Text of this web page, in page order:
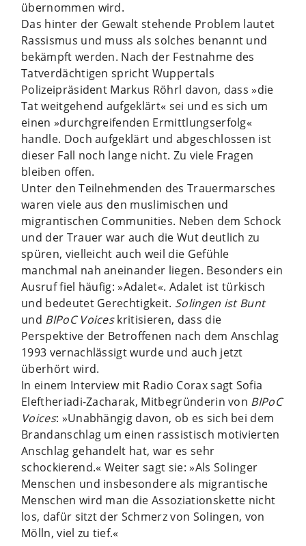
übernommen wird.
Das hinter der Gewalt stehende Problem lautet
Rassismus und muss als solches benannt und
bekämpft werden. Nach der Festnahme des
Tatverdächtigen spricht Wuppertals
Polizeipräsident Markus Röhrl davon, dass »die
Tat weitgehend aufgeklärt« sei und es sich um
einen »durchgreifenden Ermittlungserfolg«
handle. Doch aufgeklärt und abgeschlossen ist
dieser Fall noch lange nicht. Zu viele Fragen
bleiben offen.
Unter den Teilnehmenden des Trauermarsches
waren viele aus den muslimischen und
migrantischen Communities. Neben dem Schock
und der Trauer war auch die Wut deutlich zu
spüren, vielleicht auch weil die Gefühle
manchmal nah aneinander liegen. Besonders ein
Ausruf fiel häufig: »Adalet«. Adalet ist türkisch
und bedeutet Gerechtigkeit. Solingen ist Bunt
und BIPoC Voiceskritisieren, dass die
Perspektive der Betroffenen nach dem Anschlag
1993 vernachlässigt wurde und auch jetzt
überhört wird.
In einem Interview mit Radio Corax sagt Sofia
Eleftheriadi-Zacharak, Mitbegründerin von ­ BIPoC
Voices: »Unabhängig davon, ob es sich bei dem
Brandanschlag um einen rassistisch motivierten
Anschlag gehandelt hat, war es sehr
schockierend.« Weiter sagt sie: »Als Solinger
Menschen und insbesondere als migrantische
Menschen wird man die Assoziationskette nicht
los, dafür sitzt der Schmerz von Solingen, von
Mölln, viel zu tief.«